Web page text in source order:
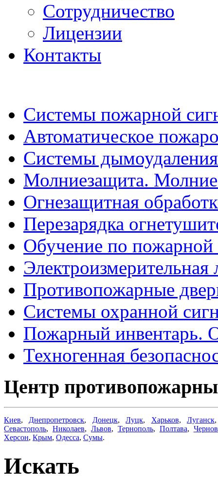
Сотрудничество
Лицензии
Контакты
Системы пожарной
Автоматическое
Системы дымоудаления
Молниезащита.
Огнезащитная
Перезарядка
Обучение по пожарной
Электроизмерительная
Противопожарные
Системы охранной
Пожарный инвентарь.
Техногенная
Центр
Киев,Днепропетровск, Донецк,Луцк, Харьков, Луганск
Севастополь, Николаев, Львов, Тернополь, Полтава,
Херсон, Крым, Одесса, Сумы.
Искать